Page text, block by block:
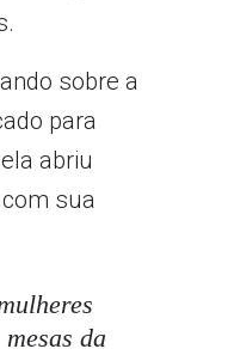
sobre a
para
abriu
sua
da